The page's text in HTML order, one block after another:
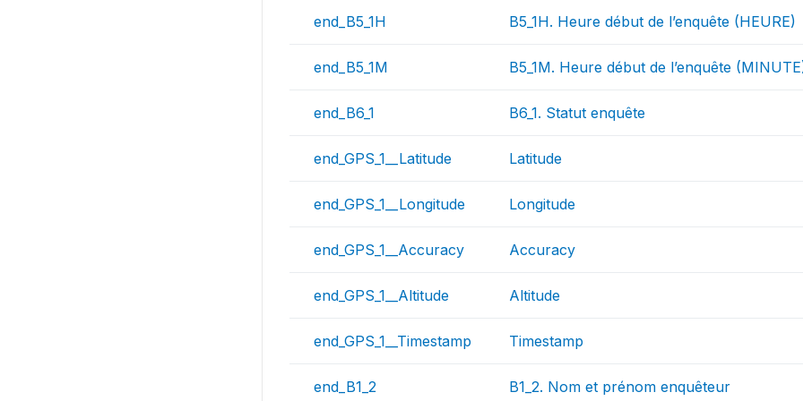
end_B5_1H B5_1H. Heure début de l’enquête (HEURE)
end_B5_1M B5_1M. Heure début de l’enquête
end_B6_1 B6_1. Statut enquête
end_GPS_1__Latitude Latitude
end_GPS_1__Longitude Longitude
end_GPS_1__Accuracy Accuracy
end_GPS_1__Altitude Altitude
end_GPS_1__Timestamp Timestamp
end_B1_2 B1_2. Nom et prénom enquêteur